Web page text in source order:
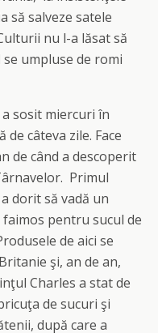
să salveze satele
nu l-a lăsat să
se umpluse de romi
sosit miercuri în
câteva zile. Face
de când a des­coperit
Primul
dorit să vadă un
pentru sucul de
de aici se
şi, an de an,
Charles a stat de
de sucuri şi
după care a